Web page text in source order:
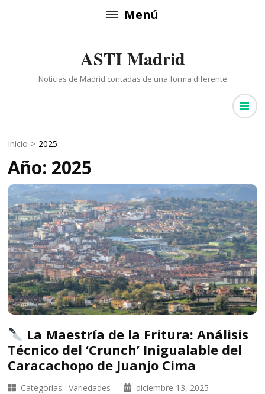
al
Menú
ASTI Madrid
Noticias de Madrid contadas de una forma diferente
Inicio > 2025
Año: 2025
La Maestría de la Fritura: Análisis
Técnico del ‘Crunch’ Inigualable del
Caracachopo de Juanjo Cima
Categorías: Variedades
diciembre 13, 2025